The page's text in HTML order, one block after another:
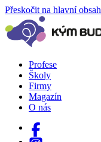
Přeskočit na hlavní obsah
Profese
Školy
Firmy
Magazín
O nás